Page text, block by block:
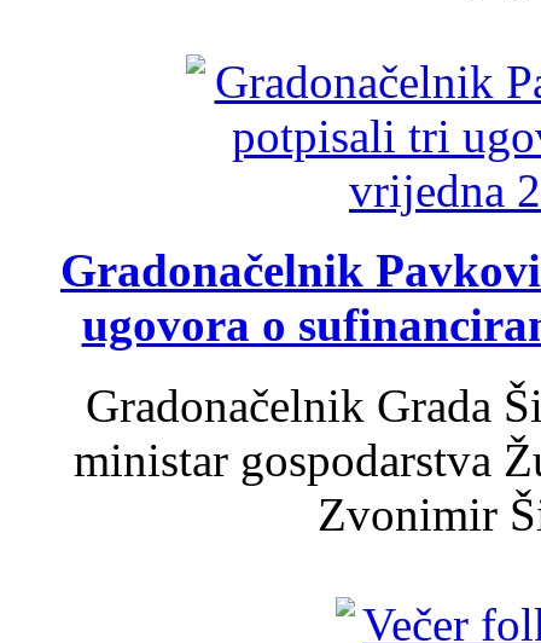
Gradonačelnik
ugovora o
Gradonačelnik Grada
ministar gospodarstva
Zvonimir